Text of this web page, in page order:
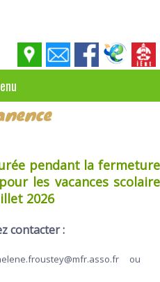
pendant la fermeture
les vacances scolaire
2026
contacter :
helene.froustey@mfr.asso.fr ou